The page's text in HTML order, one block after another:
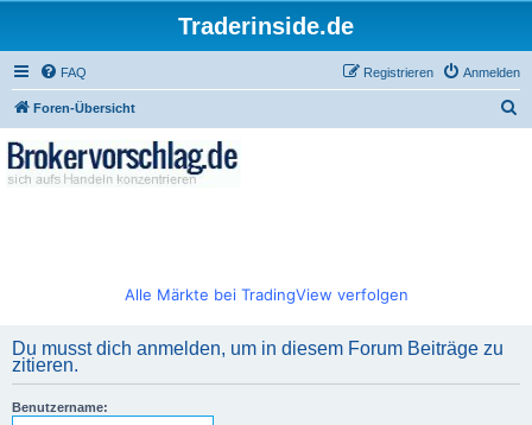
Traderinside.de
FAQ Anmelden
Registrieren
Foren-Übersicht
Alle Märkte bei TradingView verfolgen
Du musst dich anmelden, um in diesem Forum Beiträge zu
zitieren.
Benutzername: